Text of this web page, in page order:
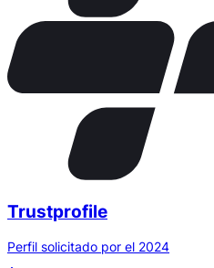
Trustprofile
Perfil solicitado por el 2024